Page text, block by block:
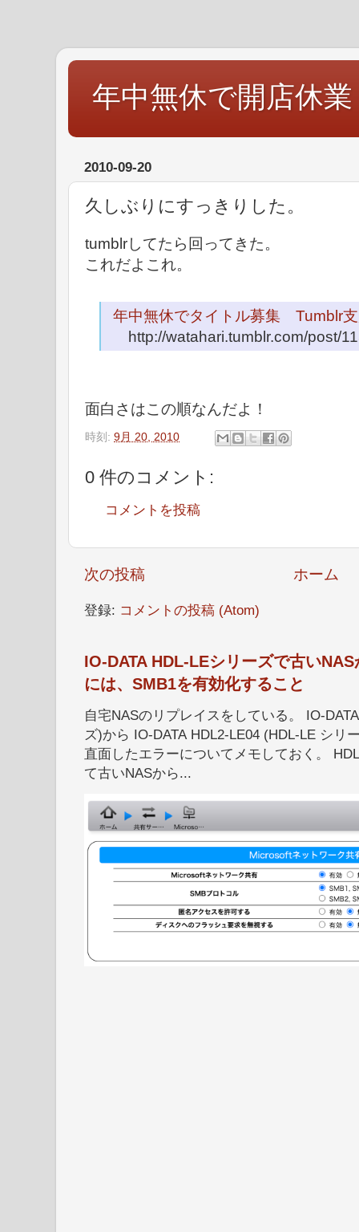
年中無休で開店休業
2010-09-20
久しぶりにすっきりした。
tumblrしてたら回ってきた。
これだよこれ。
年中無休でタイトル募集 Tumblr
http://watahari.tumblr.com/post/
面白さはこの順なんだよ！
時刻: 9月 20, 2010
0 件のコメント:
コメントを投稿
次の投稿 ホーム
登録: コメントの投稿 (Atom)
IO-DATA HDL-LEシリーズで古い
には、SMB1を有効化すること
自宅NASのリプレイスをしている。 IO-
ズ)から IO-DATA HDL2-LE04 (HDL-LE シリ
直面したエラーについてメモしておく。
て古いNASから...